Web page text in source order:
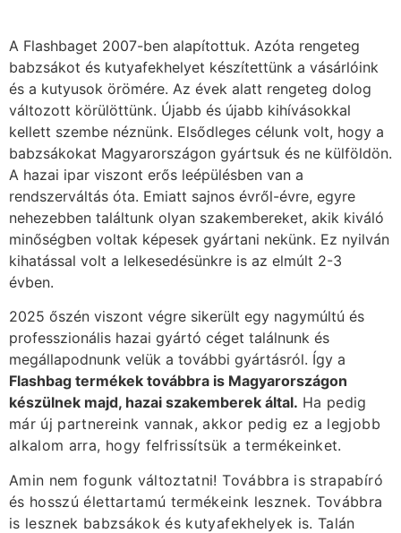
A Flashbaget 2007-ben alapítottuk. Azóta rengeteg
babzsákot és kutyafekhelyet készítettünk a vásárlóink
és a kutyusok örömére. Az évek alatt rengeteg dolog
változott körülöttünk. Újabb és újabb kihívásokkal
kellett szembe néznünk. Elsődleges célunk volt, hogy a
babzsákokat Magyarországon gyártsuk és ne külföldön.
A hazai ipar viszont erős leépülésben van a
rendszerváltás óta. Emiatt sajnos évről-évre, egyre
nehezebben találtunk olyan szakembereket, akik kiváló
minőségben voltak képesek gyártani nekünk. Ez nyilván
kihatással volt a lelkesedésünkre is az elmúlt 2-3
évben.
2025 őszén viszont végre sikerült egy nagymúltú és
professzionális hazai gyártó céget találnunk és
megállapodnunk velük a további gyártásról. Így a
Flashbag termékek továbbra is Magyarországon
készülnek majd, hazai szakemberek által. Ha pedig
már új partnereink vannak, akkor pedig ez a legjobb
alkalom arra, hogy felfrissítsük a termékeinket.
Amin nem fogunk változtatni! Továbbra is strapabíró
és hosszú élettartamú termékeink lesznek. Továbbra
is lesznek babzsákok és kutyafekhelyek is. Talán